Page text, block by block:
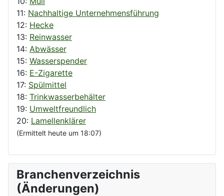
11: Nachhaltige Unternehmensführung
12: Hecke
13: Reinwasser
14: Abwässer
15: Wasserspender
16: E-Zigarette
17: Spülmittel
18: Trinkwasserbehälter
19: Umweltfreundlich
20: Lamellenklärer
(Ermittelt heute um 18:07)
Branchenverzeichnis
(Änderungen)